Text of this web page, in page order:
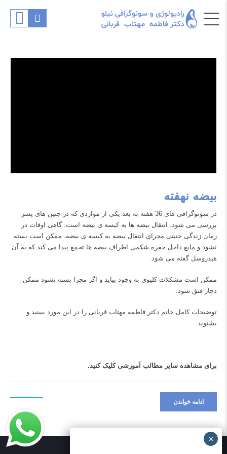
بیضه نهفته
در سونوگرافی های 36 هفته به بعد یکی از مواردی که در جنین های پسر
بررسی می شود، انتقال بیضه ها به کیسه ی بیضه است. گاهی اوقات در
زمان زندگی جنینی مجرای انتقال بیضه به کیسه ی بیضه، ممکن است بسته
نشود و مایع داخل حفره شکمی اطراف بیضه ها تجمع پیدا می کند که به آن
هیدروسل گفته می شود.
ممکن است مشکلات کلیوی به وجود بیاید و اگر مجرا بسته نشود ممکن
دچار فتق شود.
توضیحات کامل خانم دکتر فاطمه مهتاب قربانی را در این مورد ببینید و
بشنوید.
برای مشاهده سایر مطالب آموزشیکلیک کنید.
ادامه خواندن